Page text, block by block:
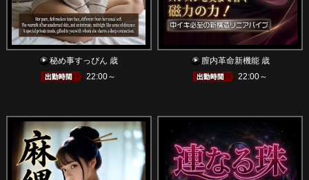
秘め事すっぴん 歳
22:00～
膣内革命新機能 歳
22:00～